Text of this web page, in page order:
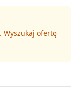
Wyszukaj ofertę